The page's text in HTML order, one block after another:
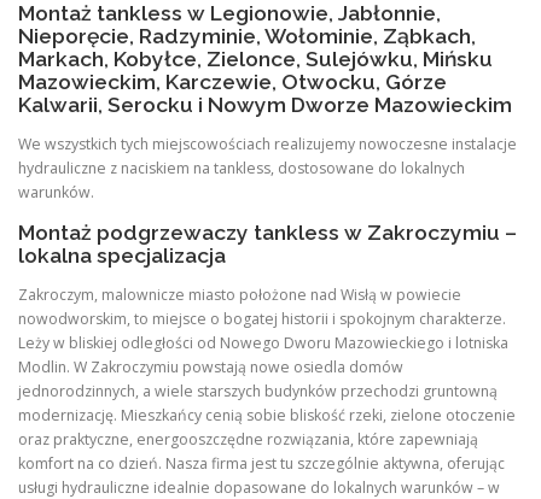
Montaż tankless w Legionowie, Jabłonnie,
Nieporęcie, Radzyminie, Wołominie, Ząbkach,
Markach, Kobyłce, Zielonce, Sulejówku, Mińsku
Mazowieckim, Karczewie, Otwocku, Górze
Kalwarii, Serocku i Nowym Dworze Mazowieckim
We wszystkich tych miejscowościach realizujemy nowoczesne instalacje
hydrauliczne z naciskiem na tankless, dostosowane do lokalnych
warunków.
Montaż podgrzewaczy tankless w Zakroczymiu –
lokalna specjalizacja
Zakroczym, malownicze miasto położone nad Wisłą w powiecie
nowodworskim, to miejsce o bogatej historii i spokojnym charakterze.
Leży w bliskiej odległości od Nowego Dworu Mazowieckiego i lotniska
Modlin. W Zakroczymiu powstają nowe osiedla domów
jednorodzinnych, a wiele starszych budynków przechodzi gruntowną
modernizację. Mieszkańcy cenią sobie bliskość rzeki, zielone otoczenie
oraz praktyczne, energooszczędne rozwiązania, które zapewniają
komfort na co dzień. Nasza firma jest tu szczególnie aktywna, oferując
usługi hydrauliczne idealnie dopasowane do lokalnych warunków – w